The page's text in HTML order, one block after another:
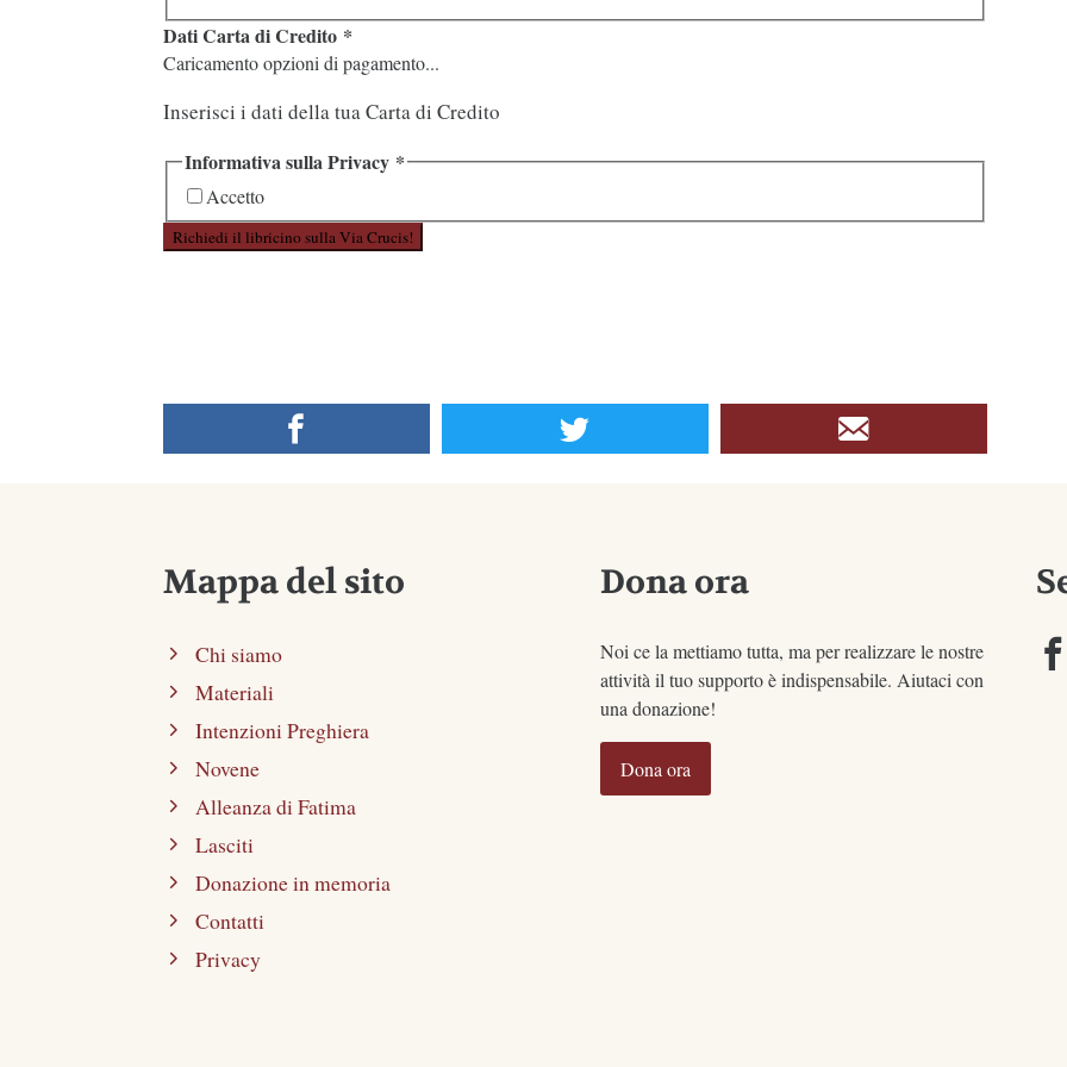
Dati Carta di Credito *
Caricamento opzioni di pagamento...
Inserisci i dati della tua Carta di Credito
Informativa sulla Privacy *
Accetto
Richiedi il libricino sulla Via Crucis!
Mappa del sito
Chi siamo
Materiali
Intenzioni Preghiera
Novene
Alleanza di Fatima
Lasciti
Donazione in memoria
Contatti
Privacy
Dona ora
Noi ce la mettiamo tutta, ma per realizzare le nostre
attività il tuo supporto è indispensabile. Aiutaci con
una donazione!
Dona ora